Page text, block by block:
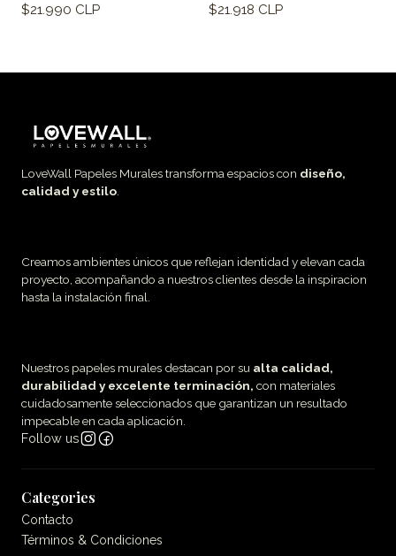
$21.990 CLP $21.918 CLP
LoveWall Papeles Murales transforma espacios con diseño,
calidad y estilo
Creamos ambientes únicos que reflejan identidad y elevan cada
proyecto, acompañando a nuestros clientes desde la inspiracion
hasta la instalación final.
Nuestros papeles murales destacan por su alta calidad,
durabilidad y excelente terminación, con materiales
cuidadosamente seleccionados que garantizan un resultado
impecable en cada aplicación.
Follow us
Categories
Contacto
Términos & Condiciones